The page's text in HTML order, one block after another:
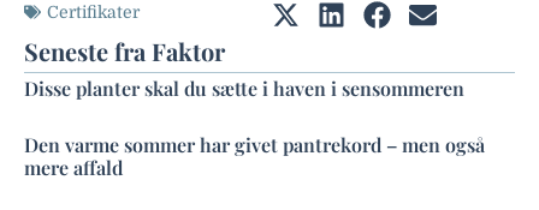
Certifikater
Seneste fra Faktor
Disse planter skal du sætte i haven i sensommeren
Den varme sommer har givet pantrekord – men også
mere affald